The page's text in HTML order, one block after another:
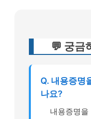
💬 궁금
Q. 내용증명
나요?
내용증명